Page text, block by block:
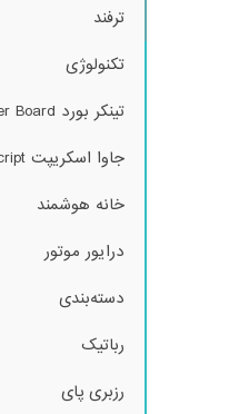
ترفند
تکنولوژی
تینکر بورد Tinker Board
جاوا اسکریپت Javascript
خانه هوشمند
درایور موتور
دسته‌بندی
رباتیک
رزبری پای